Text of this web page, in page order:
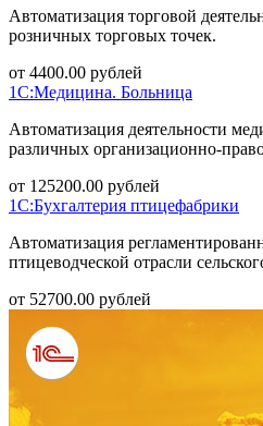
Автоматизация торговой
розничных торговых точек.
от 4400.00 рублей
1С:Медицина. Больница
Автоматизация деятельности
различных организационно-
от 125200.00 рублей
1С:Бухгалтерия птицефабрики
Автоматизация
птицеводческой отрасли
от 52700.00 рублей